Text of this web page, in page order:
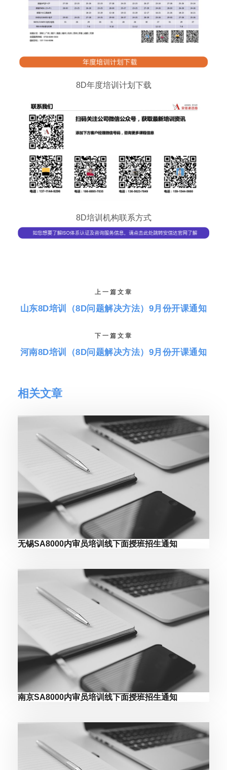
8D年度培训计划下载
8D培训机构联系方式
上一篇文章
山东8D培训（8D问题解决方法）9月份开课通知
下一篇文章
河南8D培训（8D问题解决方法）9月份开课通知
相关文章
无锡SA8000内审员培训线下面授班招生通知
南京SA8000内审员培训线下面授班招生通知